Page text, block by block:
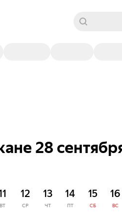
28
ВТ
12
СР
13
ЧТ
14
ПТ
15
СБ
16
ВС